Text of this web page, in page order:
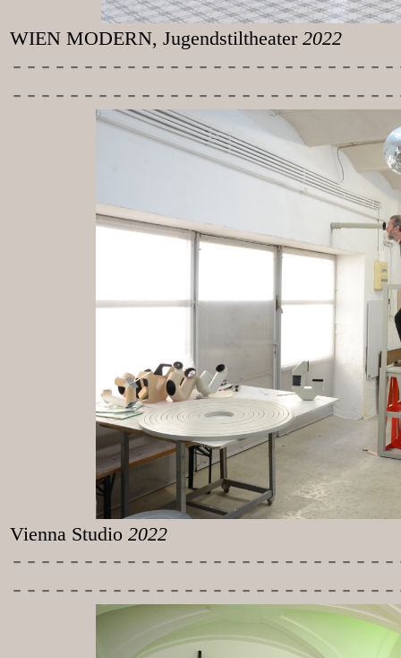
WIEN MODERN, Jugendstiltheater 2022
-----------
Vienna Studio 2022
-----------